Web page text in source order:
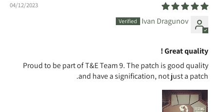
04/12/2023
Ivan Dragunov
Great quality !
Proud to be part of T&E Team 9. The patch is good quality
and have a signification, not just a patch.